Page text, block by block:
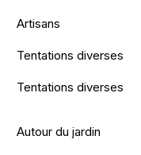
Artisans
Tentations diverses
Tentations diverses
Autour du jardin